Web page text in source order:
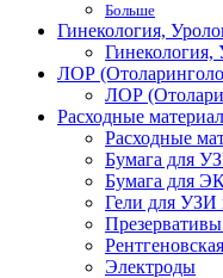
Больше
Гинекология,
Гинекология,
ЛОР
ЛОР
Расходные
Расходные
Бумага для
Бумага для
Гели для
Электроды